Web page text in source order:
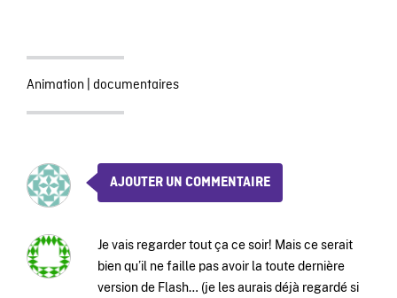
Animation | documentaires
AJOUTER UN COMMENTAIRE
Je vais regarder tout ça ce soir! Mais ce serait
bien qu’il ne faille pas avoir la toute dernière
version de Flash… (je les aurais déjà regardé si